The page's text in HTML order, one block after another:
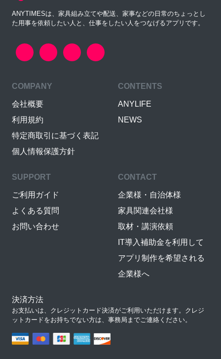
ANYTIMESは、家具組み立てや配送、家事などの日常のちょっとし
た用事を依頼したい人と、仕事をしたい人をつなげるアプリです。
COMPANY
会社概要
利用規約
特定商取引に基づく表記
個人情報保護方針
CONTENTS
ANYLIFE
NEWS
SUPPORT
ご利用ガイド
よくある質問
お問い合わせ
CONTACT
企業様・自治体様
家具関連会社様
取材・講演依頼
IT導入補助金を利用して
アプリ制作を希望される
企業様へ
決済方法
お支払いは、クレジットカード決済がご利用いただけます。クレジ
ットカードをお持ちでない方は、事務局までご連絡ください。